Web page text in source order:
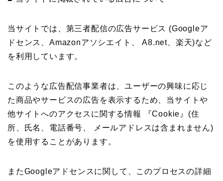
当サイトでは、第三者配信の広告サービス (Googleア
ドセンス、Amazonアソシエイト、 A8.net、楽天)など
を利用しています。
このような広告配信事業者は、ユーザーの興味に応じ
た商品やサービスの広告を表示するため、当サイトや
他サイトへのアクセスに関する情報 『Cookie』(住
所、氏名、電話番号、 メールアドレスは含まれません)
を使用することがあります。
またGoogleアドセンスに関して、このプロセスの詳細